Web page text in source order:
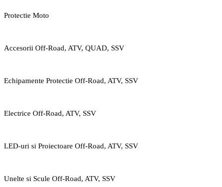
Protectie Moto
Accesorii Off-Road, ATV, QUAD, SSV
Echipamente Protectie Off-Road, ATV, SSV
Electrice Off-Road, ATV, SSV
LED-uri si Proiectoare Off-Road, ATV, SSV
Unelte si Scule Off-Road, ATV, SSV